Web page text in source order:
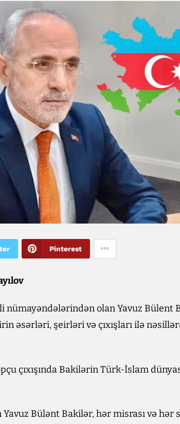
Pinterest
nümayəndələrindən olan Yavuz Bülent
əsərləri, şeirləri və çıxışları ilə
çıxışında Bakilərin Türk-İslam
Yavuz Bülənt Bakilər, hər misrası və